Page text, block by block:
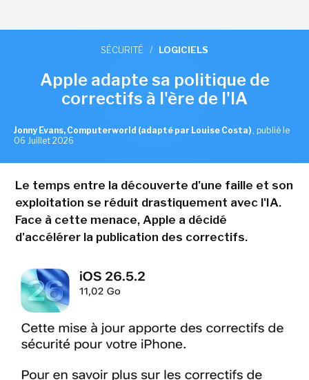
SÉCURITÉ / LOGICIELS
Apple adapte sa politique de
correctifs à l'ère de l'IA
Jonny Evans, Computerworld (adapté par Louise Costa) , publié le
06 Juillet 2026
Le temps entre la découverte d'une faille et son
exploitation se réduit drastiquement avec l'IA.
Face à cette menace, Apple a décidé
d'accélérer la publication des correctifs.